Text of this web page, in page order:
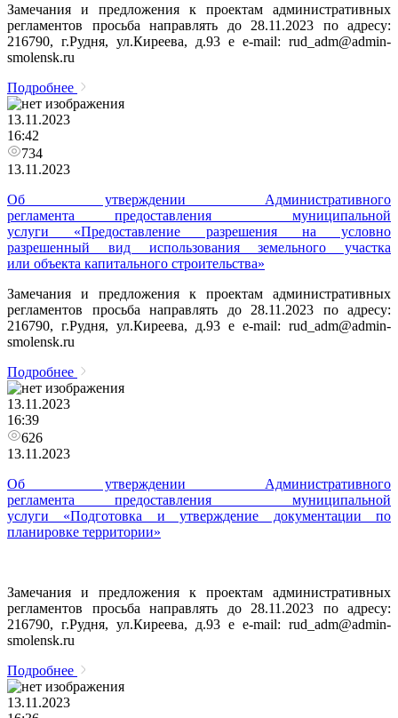
Замечания и предложения к проектам административных
регламентов просьба направлять до 28.11.2023 по адресу:
216790, г.Рудня, ул.Киреева, д.93 e e-mail: rud_adm@admin-
smolensk.ru
Подробнее
13.11.2023
16:42
734
13.11.2023
Об утверждении Административного
регламента предоставления муниципальной
услуги «Предоставление разрешения на условно
разрешенный вид использования земельного участка
или объекта капитального строительства»
Замечания и предложения к проектам административных
регламентов просьба направлять до 28.11.2023 по адресу:
216790, г.Рудня, ул.Киреева, д.93 e e-mail: rud_adm@admin-
smolensk.ru
Подробнее
13.11.2023
16:39
626
13.11.2023
Об утверждении Административного
регламента предоставления муниципальной
услуги «Подготовка и утверждение документации по
планировке территории»
Замечания и предложения к проектам административных
регламентов просьба направлять до 28.11.2023 по адресу:
216790, г.Рудня, ул.Киреева, д.93 e e-mail: rud_adm@admin-
smolensk.ru
Подробнее
13.11.2023